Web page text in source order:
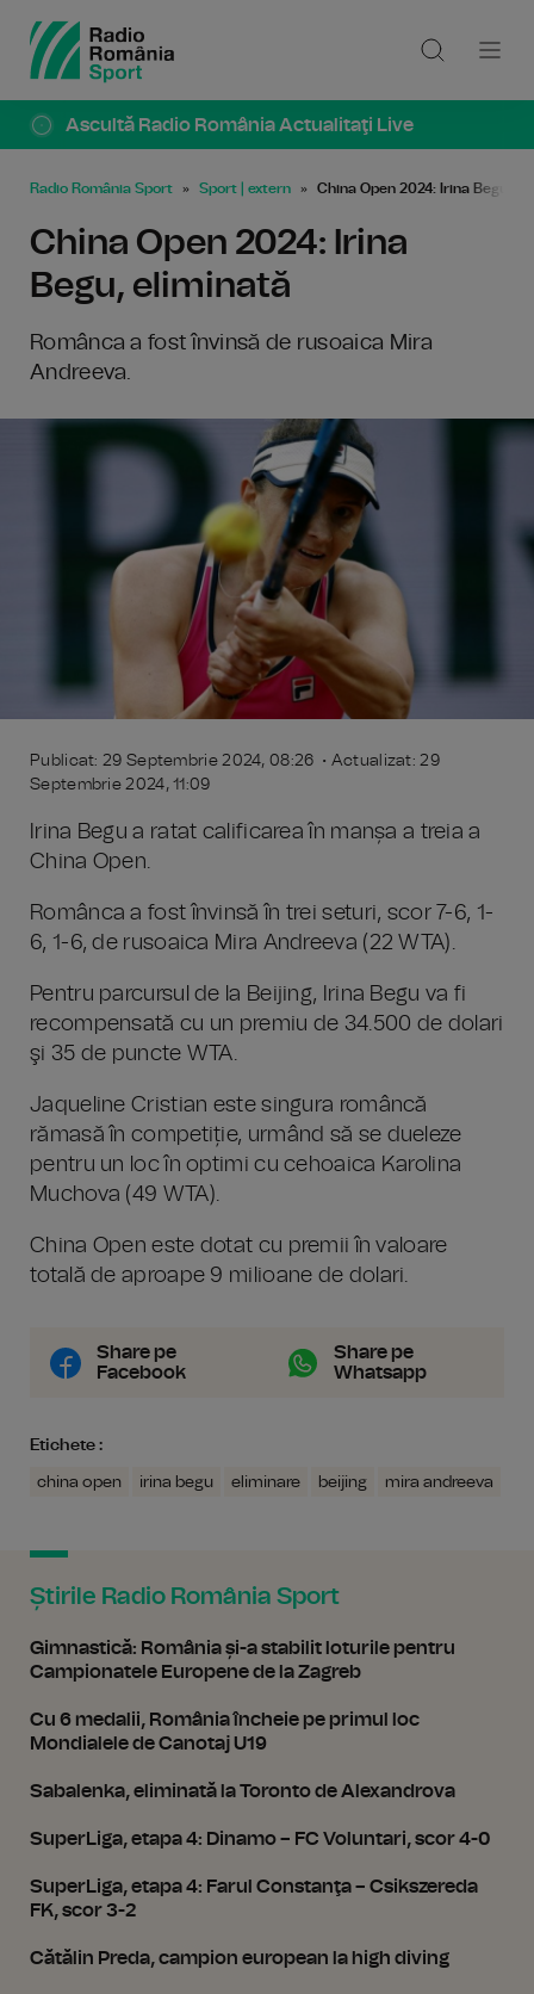
Ascultă Radio România Actualitaţi Live
Radio România Sport Sport | extern China Open 2024: Irina Begu,
China Open 2024: Irina
Begu, eliminată
Românca a fost învinsă de rusoaica Mira
Andreeva.
Publicat: 29 Septembrie 2024, 08:26 • Actualizat: 29
Septembrie 2024, 11:09
Irina Begu a ratat calificarea în manșa a treia a
China Open.
Românca a fost învinsă în trei seturi, scor 7-6, 1-
6, 1-6, de rusoaica Mira Andreeva (22 WTA).
Pentru parcursul de la Beijing, Irina Begu va fi
recompensată cu un premiu de 34.500 de dolari
şi 35 de puncte WTA.
Jaqueline Cristian este singura româncă
rămasă în competiție, urmând să se dueleze
pentru un loc în optimi cu cehoaica Karolina
Muchova (49 WTA).
China Open este dotat cu premii în valoare
totală de aproape 9 milioane de dolari.
Share pe
Facebook
Share pe
Whatsapp
Etichete :
china open irina begu eliminare beijing mira andreeva
Știrile Radio România Sport
Gimnastică: România și-a stabilit loturile pentru
Campionatele Europene de la Zagreb
Cu 6 medalii, România încheie pe primul loc
Mondialele de Canotaj U19
Sabalenka, eliminată la Toronto de Alexandrova
SuperLiga, etapa 4: Dinamo – FC Voluntari, scor 4-0
SuperLiga, etapa 4: Farul Constanţa – Csikszereda
FK, scor 3-2
Cătălin Preda, campion european la high diving